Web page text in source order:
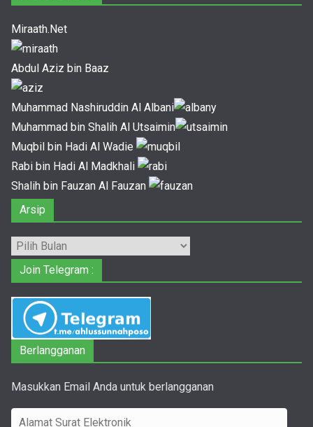
Miraath.Net
Abdul Aziz bin Baaz
Muhammad Nashiruddin Al Albani
Muhammad bin Shalih Al Utsaimin
Muqbil bin Hadi Al Wadie
Rabi bin Hadi Al Madkhali
Shalih bin Fauzan Al Fauzan
Arsip
Arsip
Join Telegram :
Berlangganan
Masukkan Email Anda untuk berlangganan